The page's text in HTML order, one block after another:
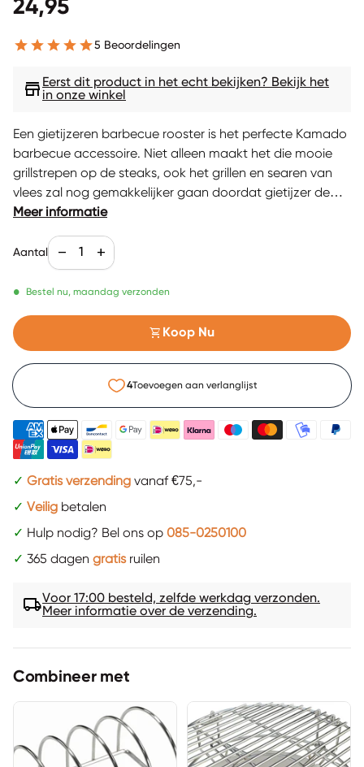
Normale prijs
24,95
5 Beoordelingen
store Eerst dit product in het echt bekijken? Bekijk het
in onze winkel
Een gietijzeren barbecue rooster is het perfecte Kamado
barbecue accessoire. Niet alleen maakt het die mooie
grillstrepen op de steaks, ook het grillen en searen van
vlees zal nog gemakkelijker gaan doordat gietijzer de
warmte beter kan vasthouden.
Meer informatie
Aantal
Aantal verlagen voor
remove
Verhoog de aantal voor
add
• Bestel nu, maandag verzonden
shopping_cart Koop Nu
4Toevoegen aan verlanglijst
✓ Gratis verzending vanaf €75,-
✓ Veilig betalen
✓ Hulp nodig? Bel ons op 085-0250100
✓ 365 dagen gratisruilen
local_shippingVoor 17:00 besteld, zelfde werkdag verzonden.
Meer informatie over de verzending.
Combineer met